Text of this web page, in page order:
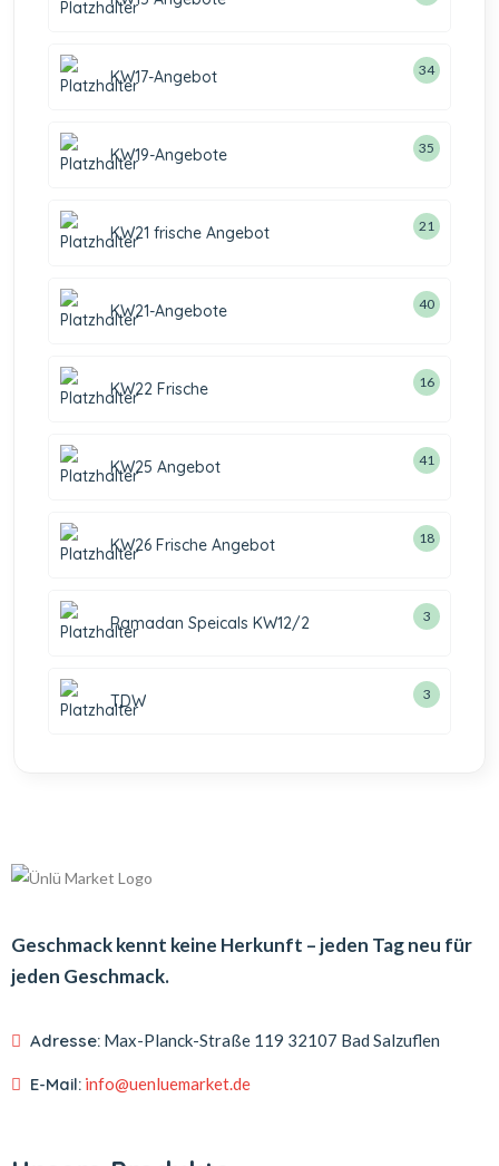
KW17-Angebot 34
KW19-Angebote 35
KW21 frische Angebot 21
KW21-Angebote 40
KW22 Frische 16
KW25 Angebot 41
KW26 Frische Angebot 18
Ramadan Speicals KW12/2 3
TDW 3
Geschmack kennt keine Herkunft – jeden Tag neu für
jeden Geschmack.
Adresse: Max-Planck-Straße 119 32107 Bad Salzuflen
E-Mail: info@uenluemarket.de